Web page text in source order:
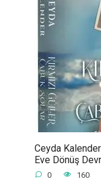
Ceyda
Eve Dönüş
0 160